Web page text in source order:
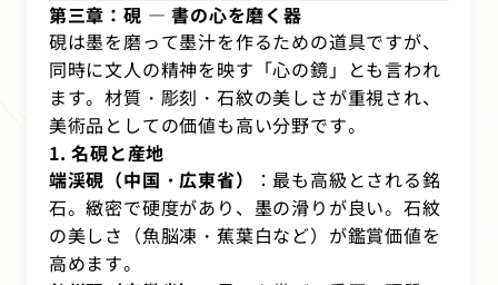
第三章：硯 ― 書の心を磨く器
硯は墨を磨って墨汁を作るための道具ですが、
同時に文人の精神を映す「心の鏡」とも言われ
ます。材質・彫刻・石紋の美しさが重視され、
美術品としての価値も高い分野です。
1. 名硯と産地
端渓硯（中国・広東省）
：最も高級とされる銘
石。緻密で硬度があり、墨の滑りが良い。石紋
の美しさ（魚脳凍・蕉葉白など）が鑑賞価値を
高めます。